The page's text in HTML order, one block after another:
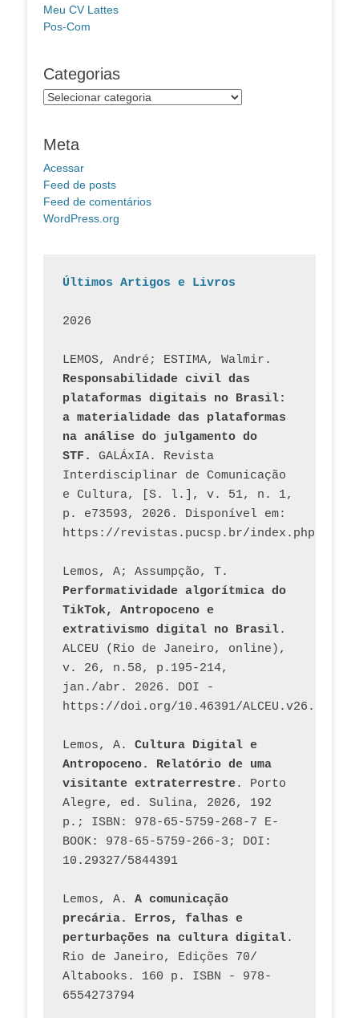
Meu CV Lattes
Pos-Com
Categorias
Categorias
Meta
Acessar
Feed de posts
Feed de comentários
WordPress.org
Últimos Artigos e Livros
2026
Responsabilidade civil das
plataformas digitais no Brasil:
a materialidade das plataformas
na análise do julgamento do
STF.
GALÁxIA. Revista
Interdisciplinar de Comunicação
e Cultura, [S. l.], v. 51, n. 1,
p. e73593, 2026. Disponível em:
Performatividade algorítmica do
TikTok, Antropoceno e
extrativismo digital no Brasil.
ALCEU (Rio de Janeiro, online),
v. 26, n.58, p.195-214,
jan./abr. 2026. DOI -
https://doi.org/10.46391/
Lemos, A. Cultura Digital e
Antropoceno. Relatório de uma
visitante extraterrestre. Porto
Alegre, ed. Sulina, 2026, 192
p.; ISBN: 978-65-5759-268-7 E-
BOOK: 978-65-5759-266-3; DOI:
10.29327/5844391
Lemos, A. A comunicação
precária. Erros, falhas e
perturbações na cultura digital.
Rio de Janeiro, Edições 70/
Altabooks. 160 p. ISBN - 978-
6554273794